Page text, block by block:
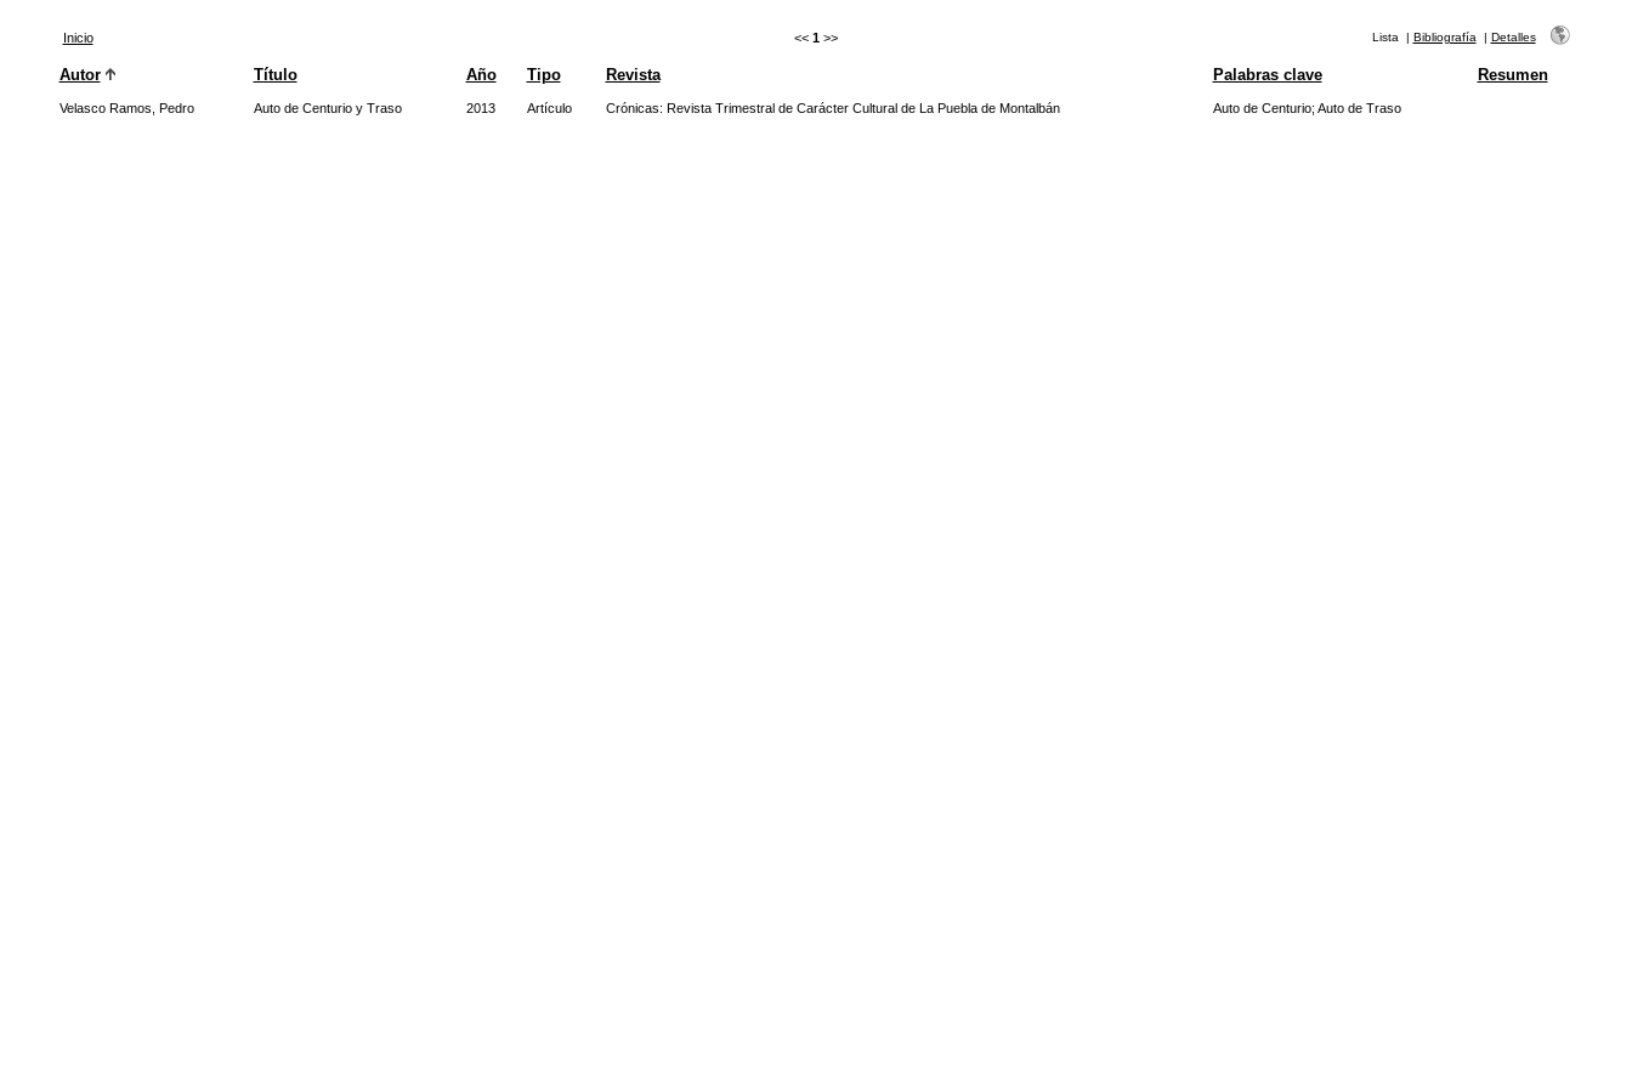
Inicio << 1 >> Lista | Bibliografía | Detalles
Autor Título Año Tipo Revista Palabras clave Resumen
Velasco Ramos, Pedro Auto de Centurio y Traso 2013 Artículo Crónicas: Revista Trimestral de Carácter Cultural de La Puebla de Montalbán Auto de Centurio; Auto de Traso